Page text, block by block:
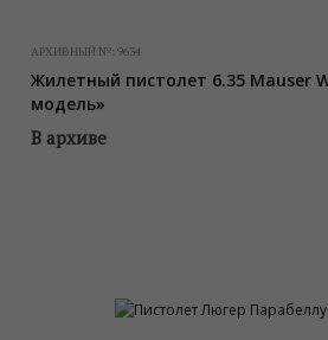
АРХИВНЫЙ №: 9634
Жилетный пистолет 6.35 Mauser
модель»
В архиве